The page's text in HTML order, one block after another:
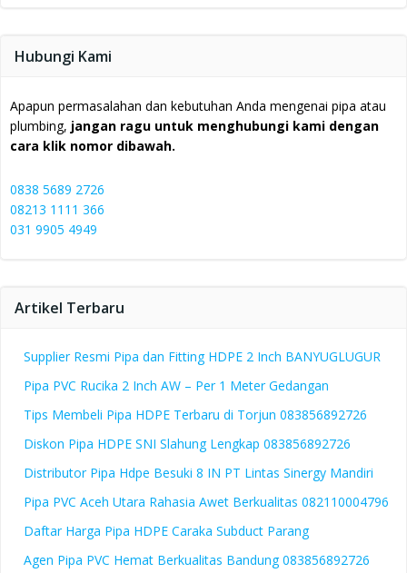
Hubungi Kami
Apapun permasalahan dan kebutuhan Anda mengenai pipa atau
plumbing, jangan ragu untuk menghubungi kami dengan
cara klik nomor dibawah.
0838 5689 2726
08213 1111 366
031 9905 4949
Artikel Terbaru
Supplier Resmi Pipa dan Fitting HDPE 2 Inch BANYUGLUGUR
Pipa PVC Rucika 2 Inch AW – Per 1 Meter Gedangan
Tips Membeli Pipa HDPE Terbaru di Torjun 083856892726
Diskon Pipa HDPE SNI Slahung Lengkap 083856892726
Distributor Pipa Hdpe Besuki 8 IN PT Lintas Sinergy Mandiri
Pipa PVC Aceh Utara Rahasia Awet Berkualitas 082110004796
Daftar Harga Pipa HDPE Caraka Subduct Parang
Agen Pipa PVC Hemat Berkualitas Bandung 083856892726